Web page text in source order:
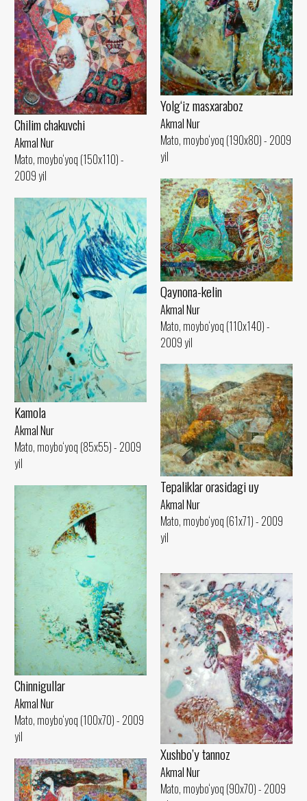
Yolg‘iz masxaraboz
Akmal Nur
Mato, moybo‘yoq (190x80) - 2009
yil
Сhilim chakuvchi
Akmal Nur
Mato, moybo‘yoq (150x110) -
2009 yil
Qaynona-kelin
Akmal Nur
Mato, moybo‘yoq (110x140) -
2009 yil
Kamola
Akmal Nur
Mato, moybo‘yoq (85x55) - 2009
yil
Tepaliklar orasidagi uy
Akmal Nur
Mato, moybo‘yoq (61x71) - 2009
yil
Chinnigullar
Akmal Nur
Mato, moybo‘yoq (100x70) - 2009
yil
Xushbo’y tannoz
Akmal Nur
Mato, moybo‘yoq (90x70) - 2009